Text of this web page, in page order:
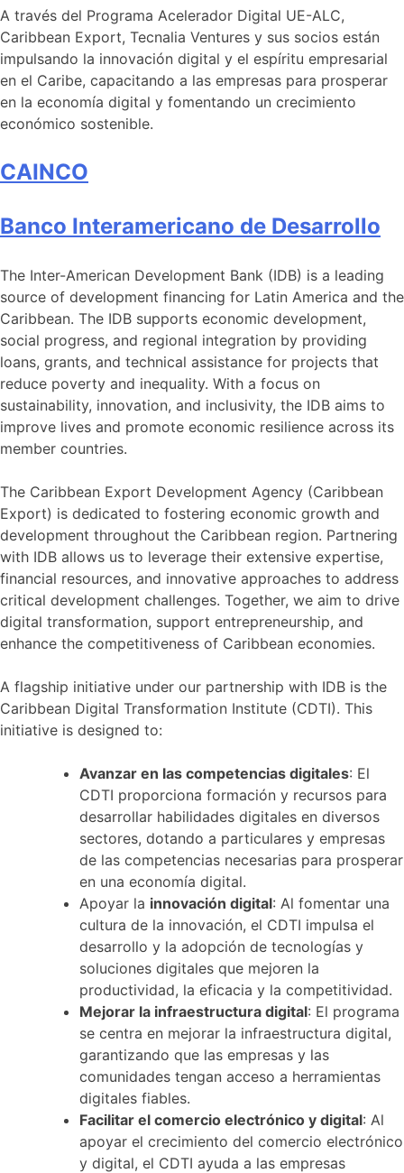
A través del Programa Acelerador Digital UE-ALC,
Caribbean Export, Tecnalia Ventures y sus socios están
impulsando la innovación digital y el espíritu empresarial
en el Caribe, capacitando a las empresas para prosperar
en la economía digital y fomentando un crecimiento
económico sostenible.
CAINCO
Banco Interamericano de Desarrollo
The Inter-American Development Bank (IDB) is a leading
source of development financing for Latin America and the
Caribbean. The IDB supports economic development,
social progress, and regional integration by providing
loans, grants, and technical assistance for projects that
reduce poverty and inequality. With a focus on
sustainability, innovation, and inclusivity, the IDB aims to
improve lives and promote economic resilience across its
member countries.
The Caribbean Export Development Agency (Caribbean
Export) is dedicated to fostering economic growth and
development throughout the Caribbean region. Partnering
with IDB allows us to leverage their extensive expertise,
financial resources, and innovative approaches to address
critical development challenges. Together, we aim to drive
digital transformation, support entrepreneurship, and
enhance the competitiveness of Caribbean economies.
A flagship initiative under our partnership with IDB is the
Caribbean Digital Transformation Institute (CDTI). This
initiative is designed to:
Avanzar en las competencias digitales: El
CDTI proporciona formación y recursos para
desarrollar habilidades digitales en diversos
sectores, dotando a particulares y empresas
de las competencias necesarias para prosperar
en una economía digital.
Apoyar la innovación digital: Al fomentar una
cultura de la innovación, el CDTI impulsa el
desarrollo y la adopción de tecnologías y
soluciones digitales que mejoren la
productividad, la eficacia y la competitividad.
Mejorar la infraestructura digital: El programa
se centra en mejorar la infraestructura digital,
garantizando que las empresas y las
comunidades tengan acceso a herramientas
digitales fiables.
Facilitar el comercio electrónico y digital: Al
apoyar el crecimiento del comercio electrónico
y digital, el CDTI ayuda a las empresas